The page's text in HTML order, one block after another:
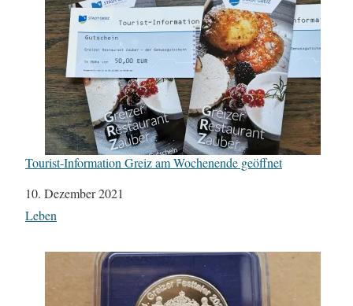
Tourist-Information Greiz am Wochenende geöffnet
Datum
10. Dezember 2021
In Bezug auf
Leben